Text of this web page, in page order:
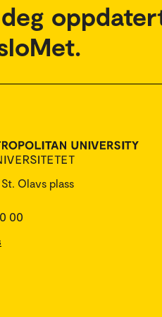
Olavs plass
00